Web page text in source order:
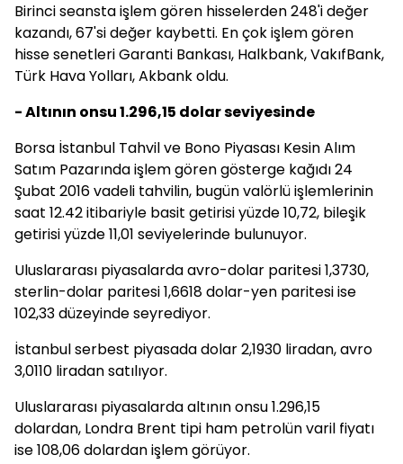
Birinci seansta işlem gören hisselerden 248'i değer
kazandı, 67'si değer kaybetti. En çok işlem gören
hisse senetleri Garanti Bankası, Halkbank, VakıfBank,
Türk Hava Yolları, Akbank oldu.
- Altının onsu 1.296,15 dolar seviyesinde
Borsa İstanbul Tahvil ve Bono Piyasası Kesin Alım
Satım Pazarında işlem gören gösterge kağıdı 24
Şubat 2016 vadeli tahvilin, bugün valörlü işlemlerinin
saat 12.42 itibariyle basit getirisi yüzde 10,72, bileşik
getirisi yüzde 11,01 seviyelerinde bulunuyor.
Uluslararası piyasalarda avro-dolar paritesi 1,3730,
sterlin-dolar paritesi 1,6618 dolar-yen paritesi ise
102,33 düzeyinde seyrediyor.
İstanbul serbest piyasada dolar 2,1930 liradan, avro
3,0110 liradan satılıyor.
Uluslararası piyasalarda altının onsu 1.296,15
dolardan, Londra Brent tipi ham petrolün varil fiyatı
ise 108,06 dolardan işlem görüyor.